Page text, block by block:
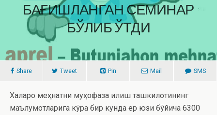
БАҒИШЛАНГАН СЕМИНАР
БЎЛИБ ЎТДИ
Share Tweet Pin Mail SMS
Халқаро меҳнатни муҳофаза қилиш ташкилотининг
маълумотларига кўра бир кунда ер юзи бўйича 6300